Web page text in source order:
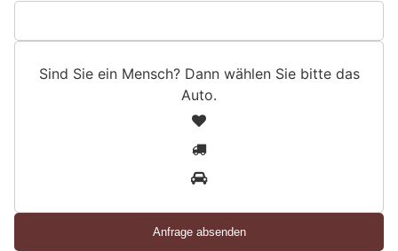
Sind Sie ein Mensch? Dann wählen Sie bitte das
Auto.